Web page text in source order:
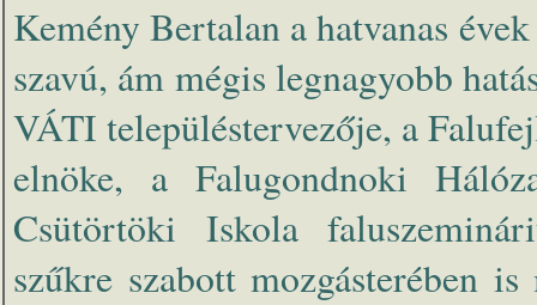
Kemény Bertalan a hatvanas
szavú, ám mégis legnagyobb
VÁTI településtervezője, a
elnöke, a Falugondnoki
Csütörtöki Iskola
szűkre szabott mozgásterében